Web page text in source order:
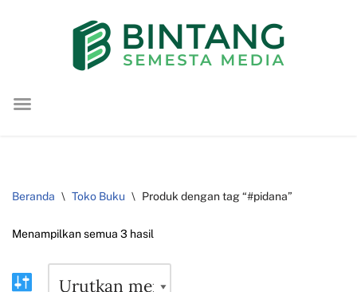
konten
Beranda \ Toko Buku \ Produk dengan tag “#pidana”
Menampilkan semua 3 hasil